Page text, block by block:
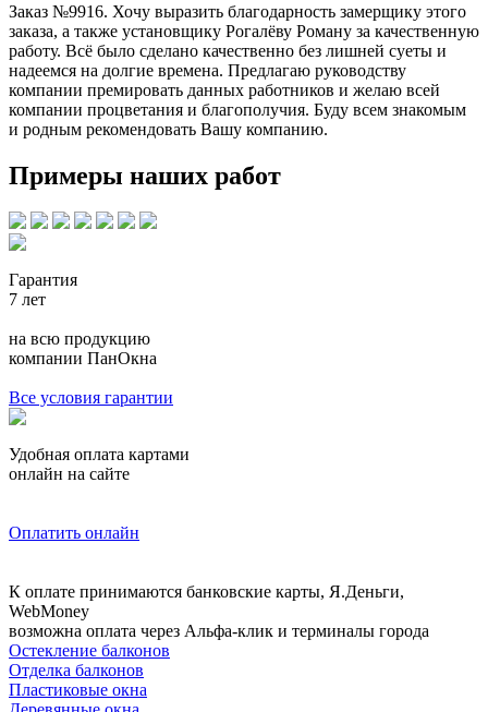
Заказ №9916. Хочу выразить благодарность замерщику этого
заказа, а также установщику Рогалёву Роману за качественную
работу. Всё было сделано качественно без лишней суеты и
надеемся на долгие времена. Предлагаю руководству
компании премировать данных работников и желаю всей
компании процветания и благополучия. Буду всем знакомым
и родным рекомендовать Вашу компанию.
Примеры наших работ
Гарантия
7 лет
на всю продукцию
компании ПанОкна
Все условия гарантии
Удобная оплата картами
онлайн на сайте
Оплатить онлайн
К оплате принимаются банковские карты, Я.Деньги,
WebMoney
возможна оплата через Альфа-клик и терминалы города
Остекление балконов
Отделка балконов
Пластиковые окна